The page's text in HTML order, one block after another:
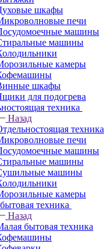
шкафы
печи
машины
машины
камеры
шкафы
для подогрева
техника
Назад
техника
печи
машины
машины
машины
камеры
техника
Назад
бытовая техника